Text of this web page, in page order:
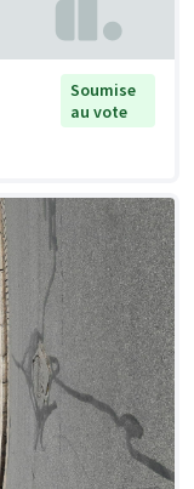
Soumise
au vote